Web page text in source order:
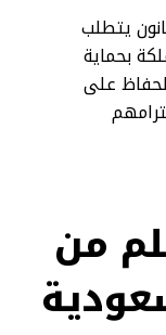
يتطلب
بحماية
على
من